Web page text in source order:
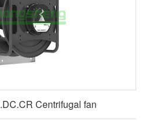
Centrifugal fan